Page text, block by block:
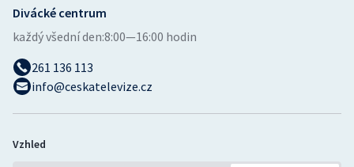
Divácké centrum
každý všední den:8:00—16:00 hodin
261 136 113
info@ceskatelevize.cz
Vzhled